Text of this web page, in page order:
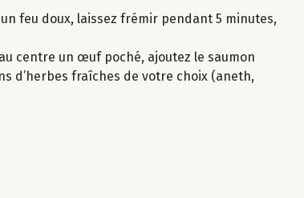
feu doux, laissez frémir pendant 5 minutes,
centre un œuf poché, ajoutez le saumon
d’herbes fraîches de votre choix (aneth,